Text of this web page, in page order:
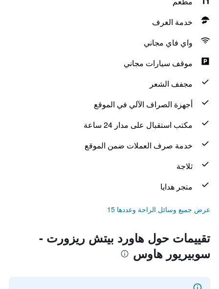
خدمة الغرف
واي فاي مجاني
موقف سيارات مجاني
مجفف الشعر
أجهزة الصراف الآلي في الموقع
مكتب استقبال على مدار 24 ساعة
خدمة صرف العملات ضمن الموقع
ثلاجة
متجر هدايا
عرض جميع وسائل الراحة وعددها 15
تقييمات حول هاورد بيتش ريزورت -
سوبيريور هاوس